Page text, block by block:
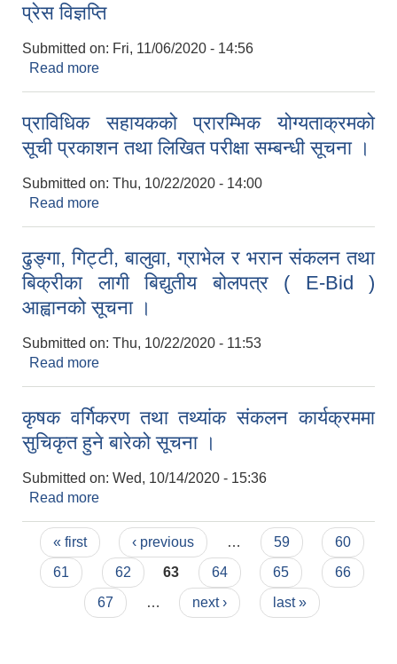
प्रेस विज्ञप्ति
Submitted on: Fri, 11/06/2020 - 14:56
Read more
प्राविधिक सहायकको प्रारम्भिक योग्यताक्रमको
सूची प्रकाशन तथा लिखित परीक्षा सम्बन्धी सूचना ।
Submitted on: Thu, 10/22/2020 - 14:00
Read more
ढुङ्गा, गिट्टी, बालुवा, ग्राभेल र भरान संकलन तथा
बिक्रीका लागी बिद्युतीय बोलपत्र ( E-Bid )
आह्वानको सूचना ।
Submitted on: Thu, 10/22/2020 - 11:53
Read more
कृषक वर्गिकरण तथा तथ्यांक संकलन कार्यक्रममा
सुचिकृत हुने बारेको सूचना ।
Submitted on: Wed, 10/14/2020 - 15:36
Read more
Pages
« first ‹ previous … 59
60
61
62 63 64 65
66
67
… next › last »